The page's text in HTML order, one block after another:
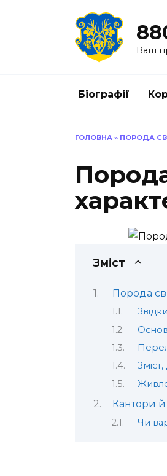
Ваш
Біографії
ГОЛОВНА » ПОРОДА
Зміст
Порода
Кантори
Чи